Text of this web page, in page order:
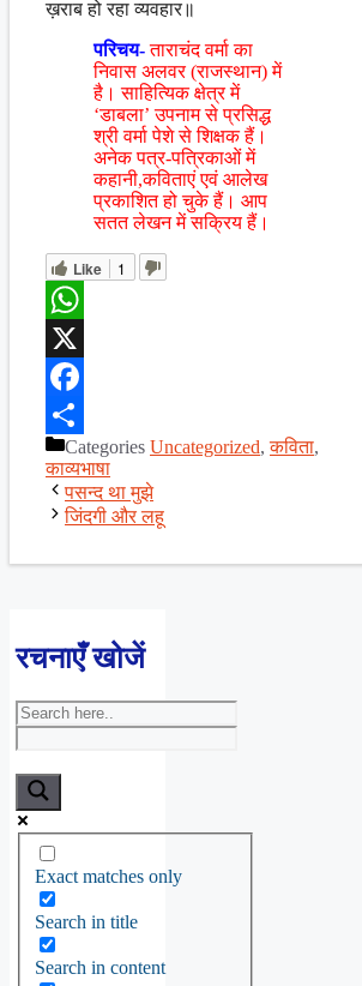
ख़राब हो रहा व्यवहार॥
परिचय- ताराचंद वर्मा का
निवास अलवर (राजस्थान) में
है। साहित्यिक क्षेत्र में
‘डाबला’ उपनाम से प्रसिद्ध
श्री वर्मा पेशे से शिक्षक हैं।
अनेक पत्र-पत्रिकाओं में
कहानी,कविताएं एवं आलेख
प्रकाशित हो चुके हैं। आप
सतत लेखन में सक्रिय हैं।
Like 1
WhatsApp
X
Facebook
ShareCategories Uncategorized,कविता,
काव्यभाषा
पसन्द था मुझे
जिंदगी और लहू
रचनाएँ खोजें
Exact matches only
Search in title
Search in content